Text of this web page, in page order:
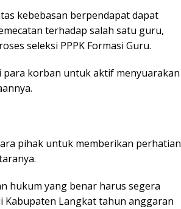
kebebasan berpendapat dapat
terhadap salah satu guru,
seleksi PPPK Formasi Guru.
korban untuk aktif menyuarakan
pihak untuk memberikan perhatian
hukum yang benar harus segera
Kabupaten Langkat tahun anggaran